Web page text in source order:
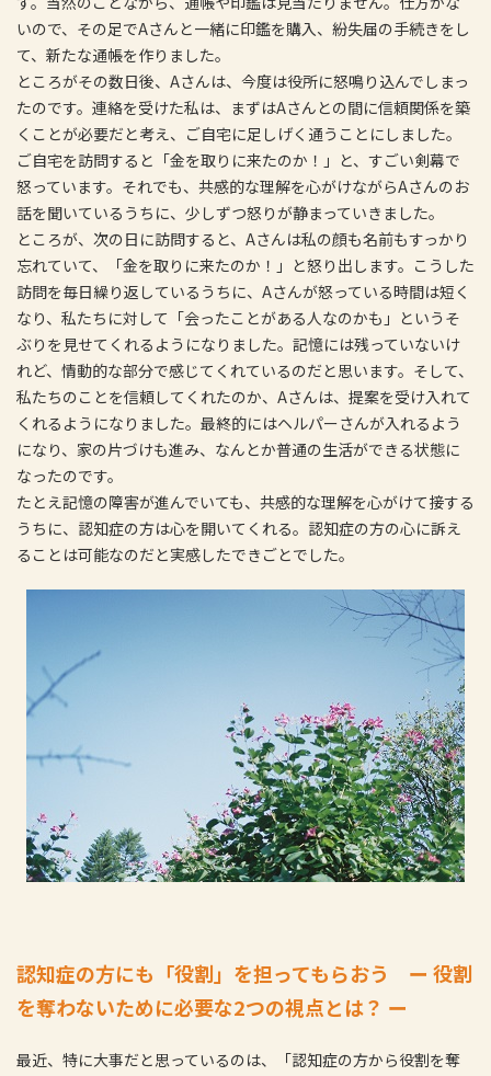
いので、その足でAさんと一緒に印鑑を購入、紛失届の手続きをし
て、新たな通帳を作りました。
ところがその数日後、Aさんは、今度は役所に怒鳴り込んでしまっ
たのです。連絡を受けた私は、まずはAさんとの間に信頼関係を築
くことが必要だと考え、ご自宅に足しげく通うことにしました。
ご自宅を訪問すると「金を取りに来たのか！」と、すごい剣幕で
怒っています。それでも、共感的な理解を心がけながらAさんのお
話を聞いているうちに、少しずつ怒りが静まっていきました。
ところが、次の日に訪問すると、Aさんは私の顔も名前もすっかり
忘れていて、「金を取りに来たのか！」と怒り出します。こうした
訪問を毎日繰り返しているうちに、Aさんが怒っている時間は短く
なり、私たちに対して「会ったことがある人なのかも」というそ
ぶりを見せてくれるようになりました。記憶には残っていないけ
れど、情動的な部分で感じてくれているのだと思います。そして、
私たちのことを信頼してくれたのか、Aさんは、提案を受け入れて
くれるようになりました。最終的にはヘルパーさんが入れるよう
になり、家の片づけも進み、なんとか普通の生活ができる状態に
なったのです。
たとえ記憶の障害が進んでいても、共感的な理解を心がけて接する
うちに、認知症の方は心を開いてくれる。認知症の方の心に訴え
ることは可能なのだと実感したできごとでした。
認知症の方にも「役割」を担ってもらおう ー 役割
を奪わないために必要な2つの視点とは？ ー
最近、特に大事だと思っているのは、「認知症の方から役割を奪